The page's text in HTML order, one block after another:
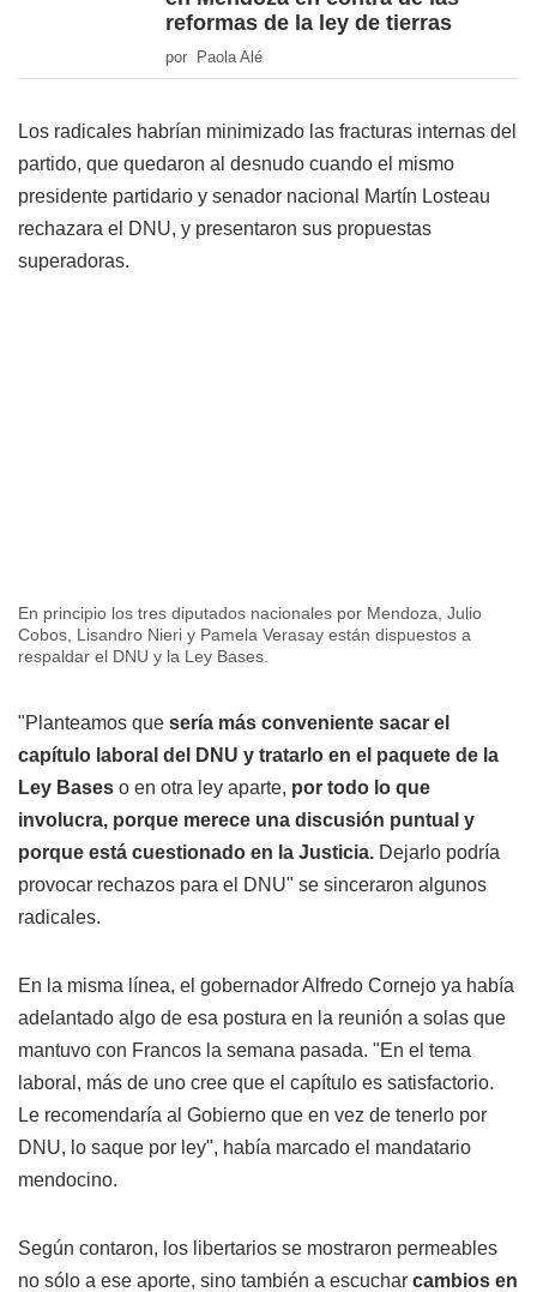
reformas de la ley de tierras
por Paola Alé
Los radicales habrían minimizado las fracturas internas del
partido, que quedaron al desnudo cuando el mismo
presidente partidario y senador nacional Martín Losteau
rechazara el DNU, y presentaron sus propuestas
superadoras.
En principio los tres diputados nacionales por Mendoza, Julio
Cobos, Lisandro Nieri y Pamela Verasay están dispuestos a
respaldar el DNU y la Ley Bases.
"Planteamos que sería más conveniente sacar el
capítulo laboral del DNU y tratarlo en el paquete de la
Ley Bases o en otra ley aparte, por todo lo que
involucra, porque merece una discusión puntual y
porque está cuestionado en la Justicia. Dejarlo podría
provocar rechazos para el DNU" se sinceraron algunos
radicales.
En la misma línea, el gobernador Alfredo Cornejo ya había
adelantado algo de esa postura en la reunión a solas que
mantuvo con Francos la semana pasada. "En el tema
laboral, más de uno cree que el capítulo es satisfactorio.
Le recomendaría al Gobierno que en vez de tenerlo por
DNU, lo saque por ley", había marcado el mandatario
mendocino.
Según contaron, los libertarios se mostraron permeables
no sólo a ese aporte, sino también a escuchar cambios en